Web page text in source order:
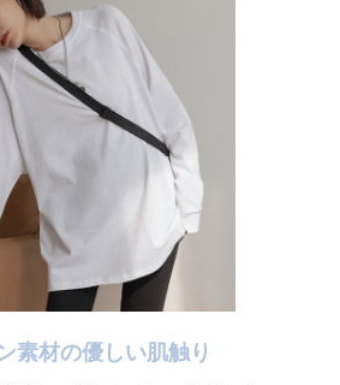
素材の優しい肌触り